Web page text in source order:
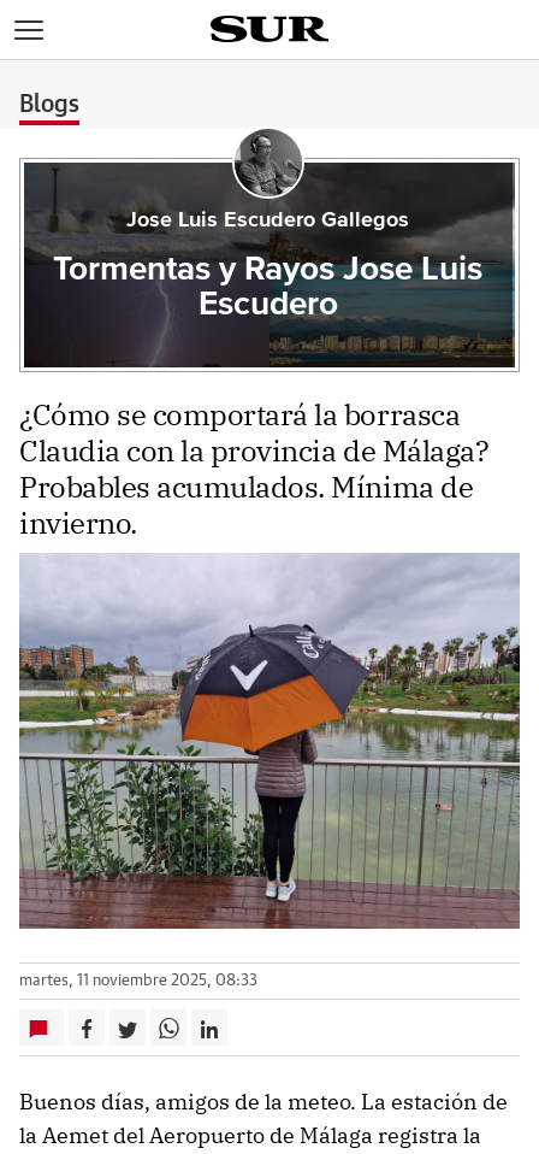
Blogs
Jose Luis Escudero Gallegos
Tormentas y Rayos Jose Luis
Escudero
¿Cómo se comportará la borrasca
Claudia con la provincia de Málaga?
Probables acumulados. Mínima de
invierno.
martes, 11 noviembre 2025, 08:33
Buenos días, amigos de la meteo. La estación de
la Aemet del Aeropuerto de Málaga registra la